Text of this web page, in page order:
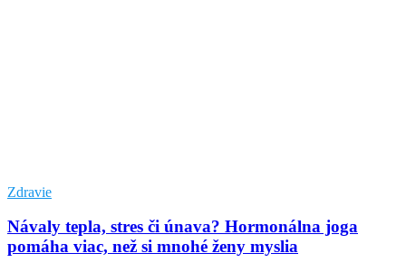
Zdravie
Návaly tepla, stres či únava? Hormonálna joga
pomáha viac, než si mnohé ženy myslia